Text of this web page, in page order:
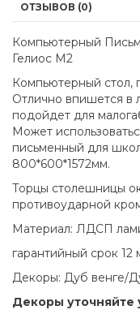
ОТЗЫВОВ (0)
Компьютерный
Гелиос М2
Компьютерный стол,
Отлично впишется в
подойдет для
Может
письменный для
800*600*1572мм.
Торцы столешницы
противоударной
Материал: ЛДСП
гарантийный срок 12
Декоры: Дуб венге/
Декоры уточняйте